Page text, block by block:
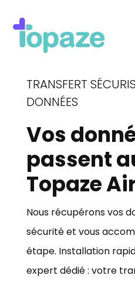
TRANSFERT
DONNÉES
Vos
passent
Topaze
Nous récupérons vos
sécurité et vous
étape. Installation
expert dédié : votre